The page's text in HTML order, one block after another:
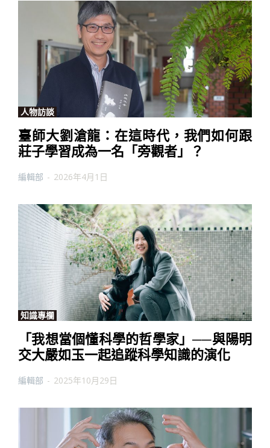
人物訪談
臺師大劉滄龍：在這時代，我們如何跟
莊子學習成為一名「旁觀者」？
編輯部 - 2026年4月1日
知識專欄
「我想當個懂科學的哲學家」──與陽明
交大嚴如玉一起追蹤科學知識的演化
編輯部 - 2025年10月29日